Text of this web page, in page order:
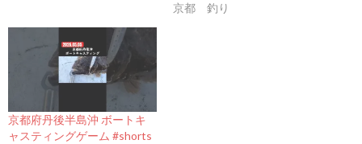
京都 釣り
京都府丹後半島沖 ボートキ
ャスティングゲーム #shorts